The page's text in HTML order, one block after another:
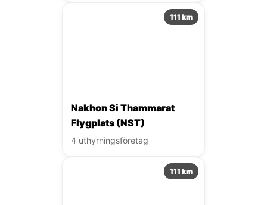
111 km
Nakhon Si Thammarat
Flygplats (NST)
4 uthyrningsföretag
111 km